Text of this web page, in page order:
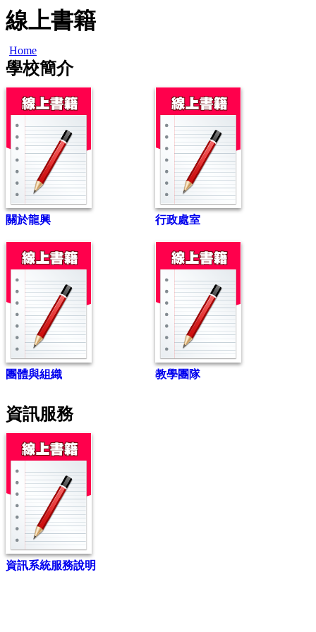
線上書籍
Home
學校簡介
關於龍興 行政處室
團體與組織 教學團隊
資訊服務
資訊系統服務說明